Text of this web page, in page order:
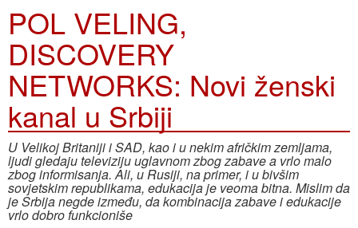
POL VELING,
DISCOVERY
NETWORKS: Novi ženski
kanal u Srbiji
U Velikoj Britaniji i SAD, kao i u nekim afričkim zemljama,
ljudi gledaju televiziju uglavnom zbog zabave a vrlo malo
zbog informisanja. Ali, u Rusiji, na primer, i u bivšim
sovjetskim republikama, edukacija je veoma bitna. Mislim da
je Srbija negde između, da kombinacija zabave i edukacije
vrlo dobro funkcioniše